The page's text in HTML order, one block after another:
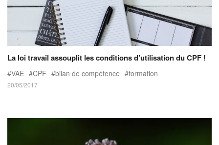
La loi travail assouplit les conditions d’utilisation du CPF !
VAE CPF bilan de compétence formation
20/05/2017